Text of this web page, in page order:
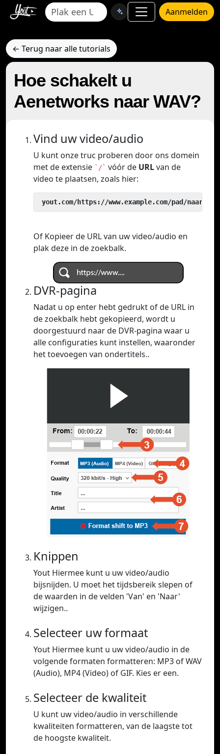
Aanmelden
← Terug naar alle tutorials
Hoe schakelt u
Aenetworks naar WAV?
Vind uw video/audio
U kunt onze truc proberen door ons domein
met de extensie `/` vóór de URLvan de
video te plaatsen, zoals hier:
yout.com/https://www.example.com/pad/naar/
Of Kopieer de URL van uw video/audio en
plak deze in de zoekbalk.
DVR-pagina
Nadat u op enter hebt gedrukt of de URL in
de zoekbalk hebt gekopieerd, wordt u
doorgestuurd naar de DVR-pagina waar u
alle configuraties kunt instellen, waaronder
het toevoegen van ondertitels..
Knippen
Yout Hiermee kunt u uw video/audio
bijsnijden. U moet het tijdsbereik slepen of
de waarden in de velden 'Van' en 'Naar'
wijzigen..
Selecteer uw formaat
Yout Hiermee kunt u uw video/audio in de
volgende formaten formatteren: MP3 of WAV
(Audio), MP4 (Video) of GIF. Kies er een.
Selecteer de kwaliteit
U kunt uw video/audio in verschillende
kwaliteiten formatteren, van de laagste tot
de hoogste kwaliteit.